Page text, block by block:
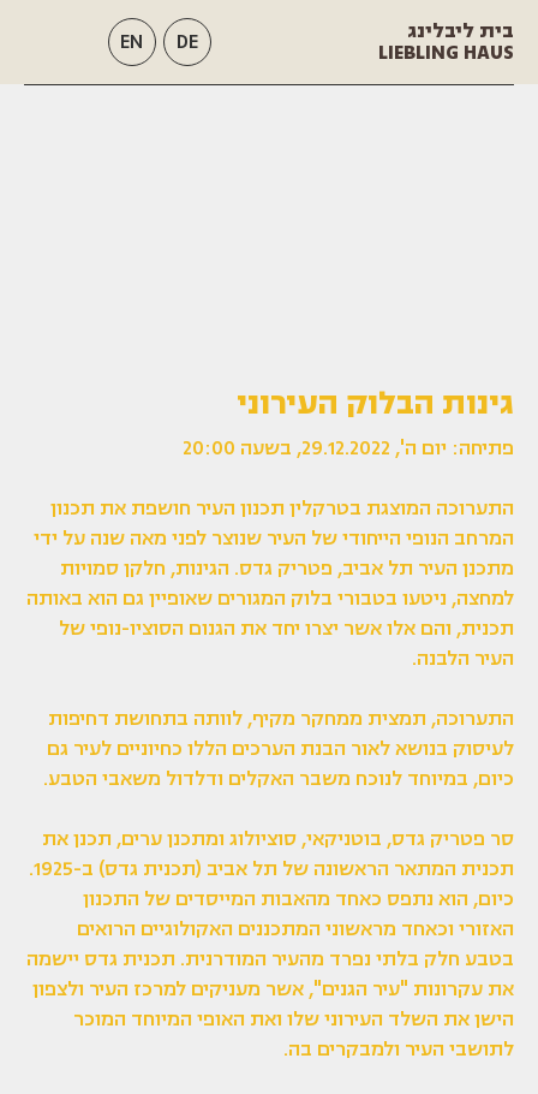
גינות הבלוק העירוני
פתיחה: יום ה', 29.12.2022, בשעה 20:00
התערוכה המוצגת בטרקלין תכנון העיר חושפת את תכנון
המרחב הנופי הייחודי של העיר שנוצר לפני מאה שנה על ידי
מתכנן העיר תל אביב, פטריק גדס. הגינות, חלקן סמויות
למחצה, ניטעו בטבורי בלוק המגורים שאופיין גם הוא באותה
תכנית, והם אלו אשר יצרו יחד את הגנום הסוציו-נופי של
העיר הלבנה.
התערוכה, תמצית ממחקר מקיף, לוותה בתחושת דחיפות
לעיסוק בנושא לאור הבנת הערכים הללו כחיוניים לעיר גם
כיום, במיוחד לנוכח משבר האקלים ודלדול משאבי הטבע.
סר פטריק גדס, בוטניקאי, סוציולוג ומתכנן ערים, תכנן את
תכנית המתאר הראשונה של תל אביב (תכנית גדס) ב-1925.
כיום, הוא נתפס כאחד מהאבות המייסדים של התכנון
האזורי וכאחד מראשוני המתכננים האקולוגיים הרואים
בטבע חלק בלתי נפרד מהעיר המודרנית. תכנית גדס יישמה
את עקרונות "עיר הגנים", אשר מעניקים למרכז העיר ולצפון
הישן את השלד העירוני שלו ואת האופי המיוחד המוכר
לתושבי העיר ולמבקרים בה.
בית ליבלינג
LIEBLING HAUS
EN DE